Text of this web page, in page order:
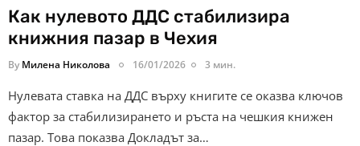
Как нулевото ДДС стабилизира
книжния пазар в Чехия
By Милена Николова 16/01/2026 3 мин.
Нулевата ставка на ДДС върху книгите се оказва ключов
фактор за стабилизирането и ръста на чешкия книжен
пазар. Това показва Докладът за…